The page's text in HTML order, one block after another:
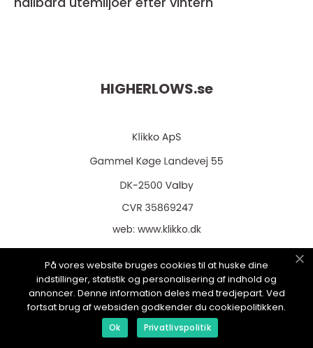
HIGHERLOWS.se
web: www.klikko.dk
Menu
På vores website bruges cookies til at huske dine
indstillinger, statistik og personalisering af indhold og
annoncer. Denne information deles med tredjepart. Ved
fortsat brug af websiden godkender du cookiepolitikken.
Ok Privatlivspolitik